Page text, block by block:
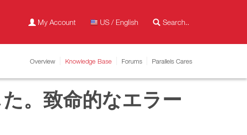
My Account US / English
Overview Knowledge Base Forums Parallels Cares
。致命的なエラー